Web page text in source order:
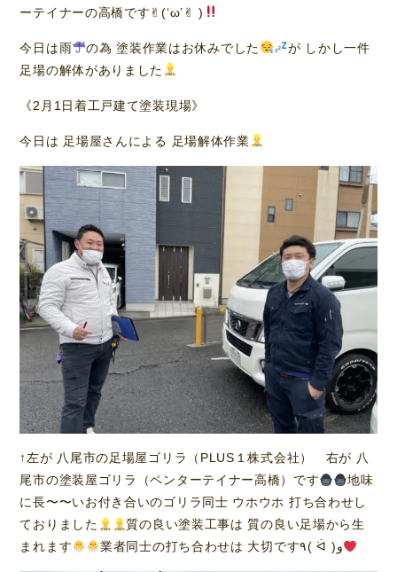
ーテイナーの高橋です✌︎(‘ω’✌︎ )
今日は雨 の為 塗装作業はお休みでした
が しかし一件
足場の解体がありました
《2月1日着工戸建て塗装現場》
今日は 足場屋さんによる 足場解体作業
↑左が 八尾市の足場屋ゴリラ（PLUS１株式会社） 右が 八
尾市の塗装屋ゴリラ（ペンターテイナー高橋）です
地味
に長〜〜いお付き合いのゴリラ同士 ウホウホ 打ち合わせし
ておりました
質の良い塗装工事は 質の良い足場から生
まれます
業者同士の打ち合わせは 大切です٩( ᐛ )و